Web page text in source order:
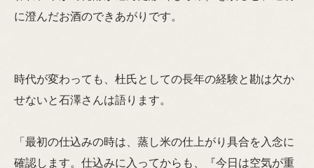
に澄んだお酒のできあがりです。
時代が変わっても、杜氏としての長年の経験と勘は欠か
せないと石澤さんは語ります。
「最初の仕込みの時は、蒸し米の仕上がり具合を入念に
確認します。仕込みに入ってからも、『今日は空気が重